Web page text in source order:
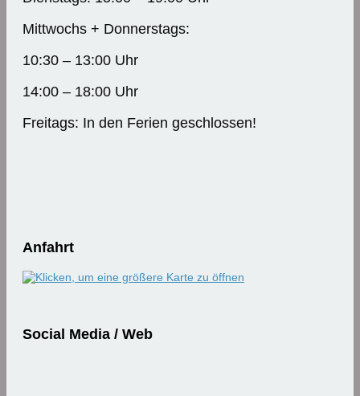
Mittwochs + Donnerstags:
10:30 – 13:00 Uhr
14:00 – 18:00 Uhr
Freitags: In den Ferien geschlossen!
Anfahrt
Social Media / Web